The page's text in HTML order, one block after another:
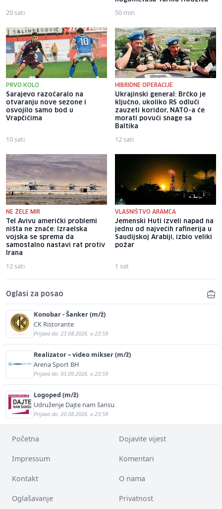
20 sati 50 min
PRVO KOLO
Sarajevo razočaralo na
otvaranju nove sezone i
osvojilo samo bod u
Vrapčićima
10 sati
HIBRIDNE OPERACIJE
Ukrajinski general: Brčko je
ključno, ukoliko RS odluči
zauzeti koridor, NATO-a će
morati povući snage sa
Baltika
12 sati
NE ŽELE MIR
Tel Avivu američki problemi
ništa ne znače: Izraelska
vojska se sprema da
samostalno nastavi rat protiv
Irana
12 sati
VLASNIŠTVO ARAMCA
Jemenski Huti izveli napad na
jednu od najvećih rafinerija u
Saudijskoj Arabiji, izbio veliki
požar
1 sat
Oglasi za posao
Konobar - Šanker (m/ž)
CK Ristorante
Prijava do: 23.08.2026. u 23:59
Realizator – video mikser (m/ž)
Arena Sport BH
Prijava do: 03.09.2026. u 23:59
Logoped (m/ž)
Udruženje Dajte nam šansu
Prijava do: 20.08.2026. u 23:59
Početna Dojavite vijest
Impressum Komentari
Kontakt O nama
Oglašavanje Privatnost